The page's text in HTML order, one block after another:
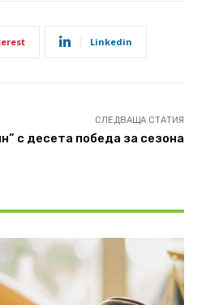
Linkedin
СЛЕДВАЩА СТАТИЯ
с десета победа за сезона